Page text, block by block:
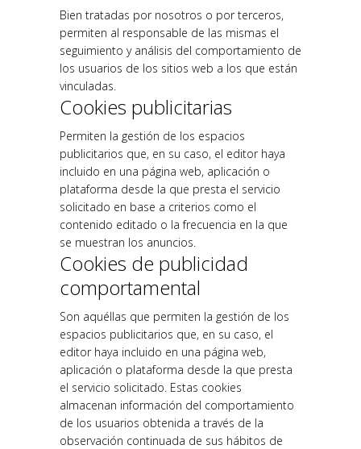
Bien tratadas por nosotros o por terceros,
permiten al responsable de las mismas el
seguimiento y análisis del comportamiento de
los usuarios de los sitios web a los que están
vinculadas.
Cookies publicitarias
Permiten la gestión de los espacios
publicitarios que, en su caso, el editor haya
incluido en una página web, aplicación o
plataforma desde la que presta el servicio
solicitado en base a criterios como el
contenido editado o la frecuencia en la que
se muestran los anuncios.
Cookies de publicidad
comportamental
Son aquéllas que permiten la gestión de los
espacios publicitarios que, en su caso, el
editor haya incluido en una página web,
aplicación o plataforma desde la que presta
el servicio solicitado. Estas cookies
almacenan información del comportamiento
de los usuarios obtenida a través de la
observación continuada de sus hábitos de